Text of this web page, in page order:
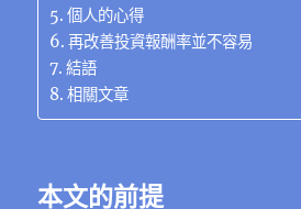
個人的心得
再改善投資報酬率並不容易
結語
相關文章
本文的前提